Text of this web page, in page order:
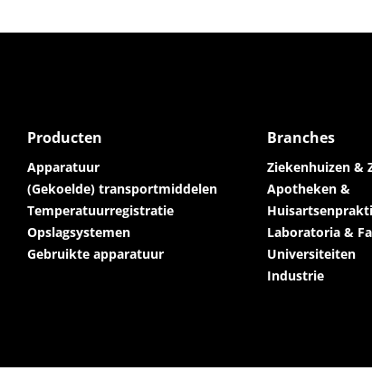
Producten
Apparatuur
(Gekoelde) transportmiddelen
Temperatuurregistratie
Opslagsystemen
Gebruikte apparatuur
Branches
Ziekenhuizen &
Apotheken &
Laboratoria &
Universiteiten
Industrie